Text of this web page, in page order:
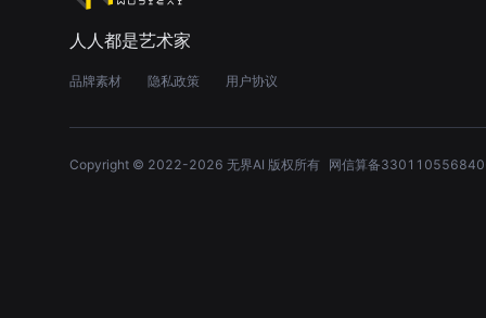
人人都是艺术家
品牌素材 隐私政策 用户协议
Copyright © 2022-2026 无界AI 版权所有 网信算备